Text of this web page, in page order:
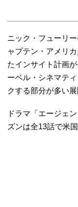
ニック・フューリ
ャプテン・アメリ
たインサイト計画
ーベル・シネマテ
クする部分が多い展
ドラマ「エージェ
ズンは全13話で米国